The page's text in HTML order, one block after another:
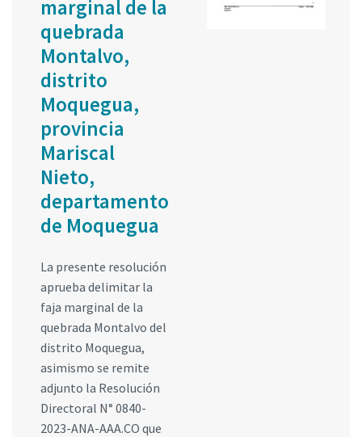
marginal de la
quebrada
Montalvo,
distrito
Moquegua,
provincia
Mariscal
Nieto,
departamento
de Moquegua
La presente resolución
aprueba delimitar la
faja marginal de la
quebrada Montalvo del
distrito Moquegua,
asimismo se remite
adjunto la Resolución
Directoral N° 0840-
2023-ANA-AAA.CO que